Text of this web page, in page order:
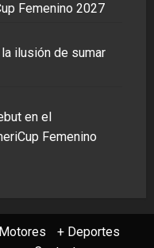
Femenino 2027
ilusión de sumar
en el
Femenino
Motores
+ Deportes